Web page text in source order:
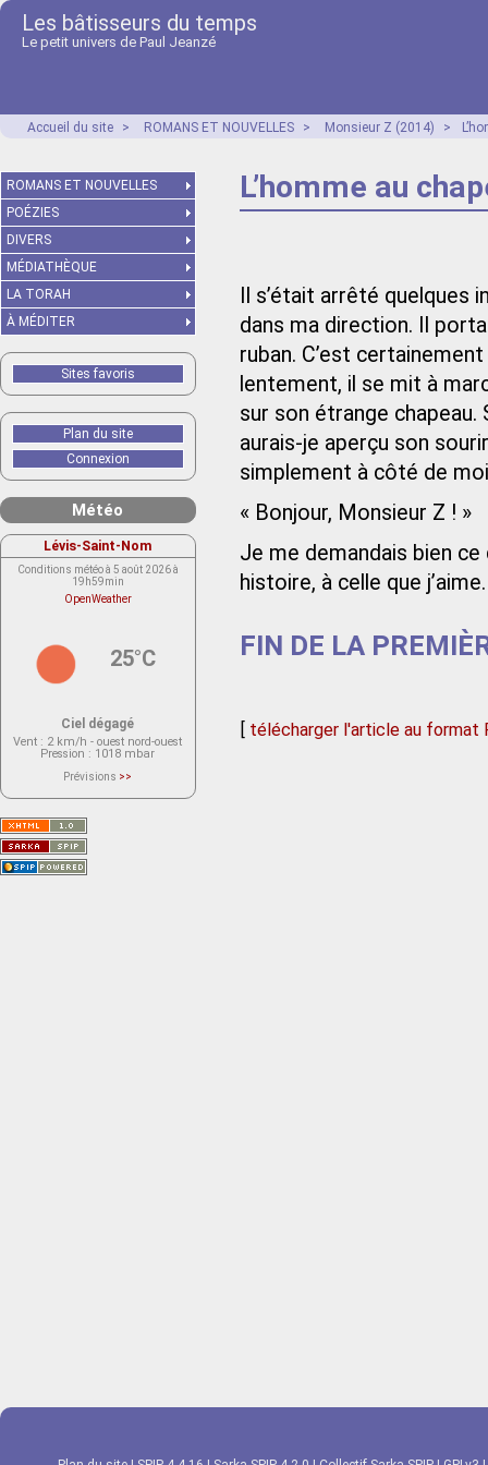
Les bâtisseurs du temps
Le petit univers de Paul Jeanzé
Accueil du site > ROMANS ET NOUVELLES > Monsieur Z (2014) >
L’homme au
Il s’était arrêté
dans ma direction. Il
ruban. C’est
lentement, il se mit à
sur son étrange chapeau.
aurais-je aperçu son
simplement à côté de
« Bonjour, Monsieur Z ! »
Je me demandais bien
histoire, à celle que j’aime.
FIN DE LA
[ télécharger l'article au format
ROMANS ET NOUVELLES
POÉZIES
DIVERS
MÉDIATHÈQUE
LA TORAH
À MÉDITER
Sites favoris
Plan du site
Connexion
Météo
Lévis-Saint-Nom
Conditions météo à 5 août 2026 à
19h59min
OpenWeather
25°C
Ciel dégagé
Vent : 2 km/h - ouest nord-ouest
Pression : 1018 mbar
Prévisions >>
actuellement aucune prévision
Saint-Nom.
Veuillez consulter le message du
service ci-dessous.
(401 - Invalid API key. Please see
https://openweathermap.org/faq#error401